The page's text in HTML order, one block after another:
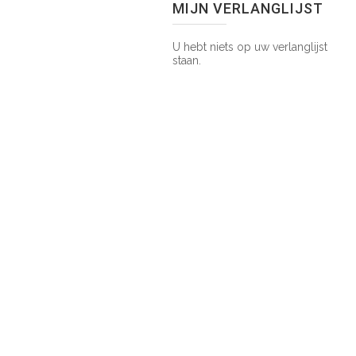
MIJN VERLANGLIJST
U hebt niets op uw verlanglijst
staan.